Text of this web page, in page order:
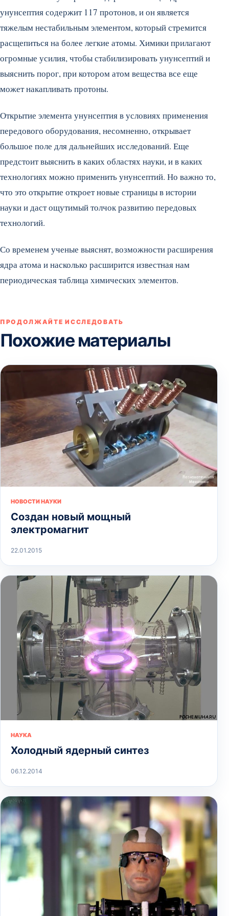
унунсептия содержит 117 протонов, и он является
тяжелым нестабильным элементом, который стремится
расщепиться на более легкие атомы. Химики прилагают
огромные усилия, чтобы стабилизировать унунсептий и
выяснить порог, при котором атом вещества все еще
может накапливать протоны.
Открытие элемента унунсептия в условиях применения
передового оборудования, несомненно, открывает
большое поле для дальнейших исследований. Еще
предстоит выяснить в каких областях науки, и в каких
технологиях можно применить унунсептий. Но важно то,
что это открытие откроет новые страницы в истории
науки и даст ощутимый толчок развитию передовых
технологий.
Со временем ученые выяснят, возможности расширения
ядра атома и насколько расширится известная нам
периодическая таблица химических элементов.
ПРОДОЛЖАЙТЕ ИССЛЕДОВАТЬ
Похожие материалы
НОВОСТИ НАУКИ
Создан новый мощный
электромагнит
22.01.2015
НАУКА
Холодный ядерный синтез
06.12.2014